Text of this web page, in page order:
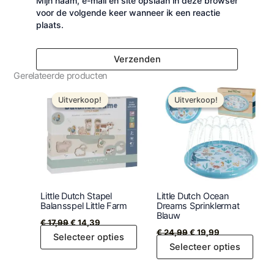
voor de volgende keer wanneer ik een reactie
plaats.
Gerelateerde producten
Uitverkoop!
Uitverkoop!
Little Dutch Stapel
Balansspel Little Farm
€17,99
prijs
was:
€ 17,99.
€14,39
prijs
is:
€ 14,39.
Selecteer opties
Uitverkoop!
Uitverkoop!
Little Dutch Ocean
Dreams Sprinklermat
Blauw
€24,99
Oorspronkelijke
prijs
was:
€ 24,99.
€19,99
Huidige
prijs
is:
€ 19,99.
Selecteer opties